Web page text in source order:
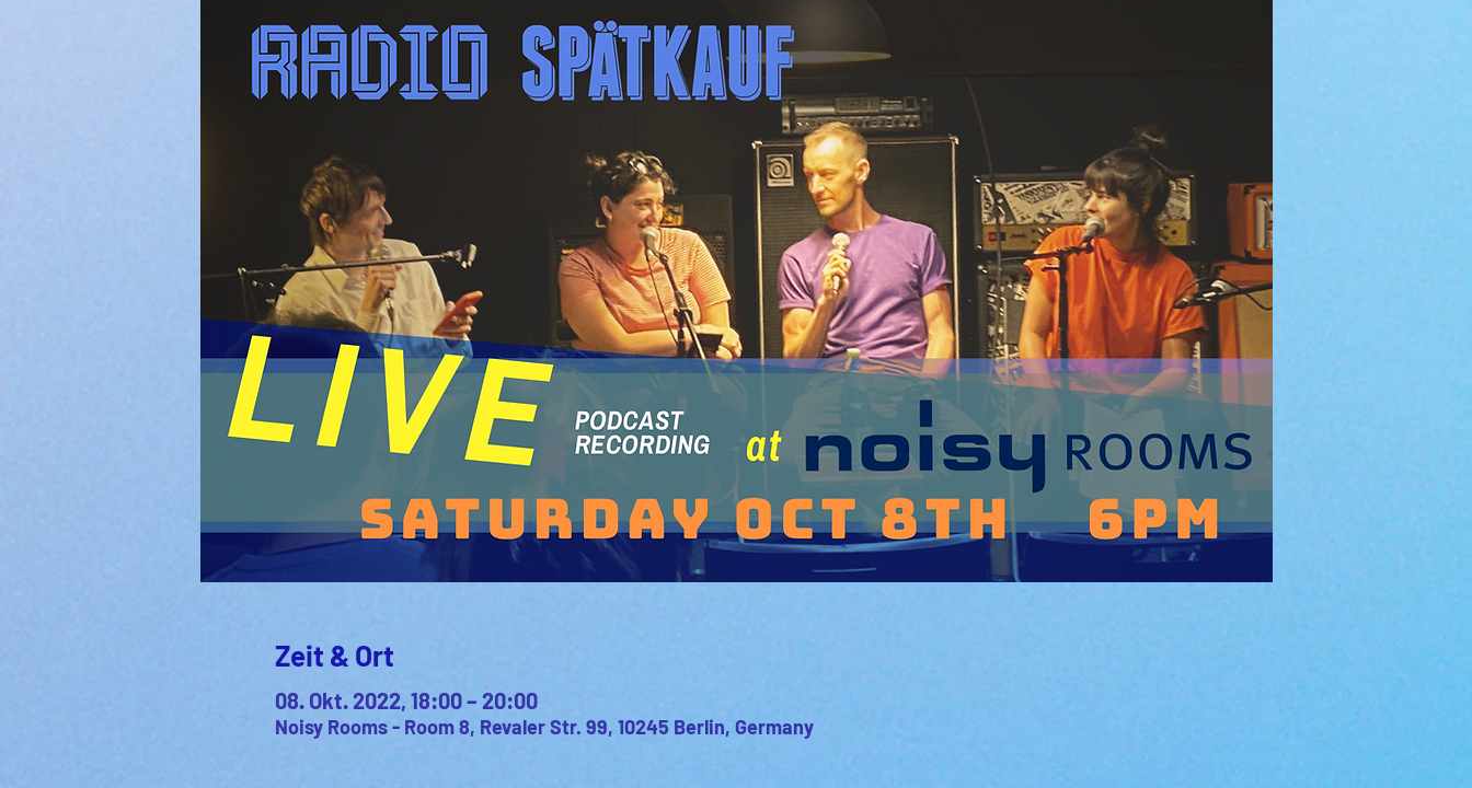
Zeit & Ort
08. Okt. 2022, 18:00 – 20:00
Noisy Rooms - Room 8, Revaler Str. 99, 10245 Berlin, Germany